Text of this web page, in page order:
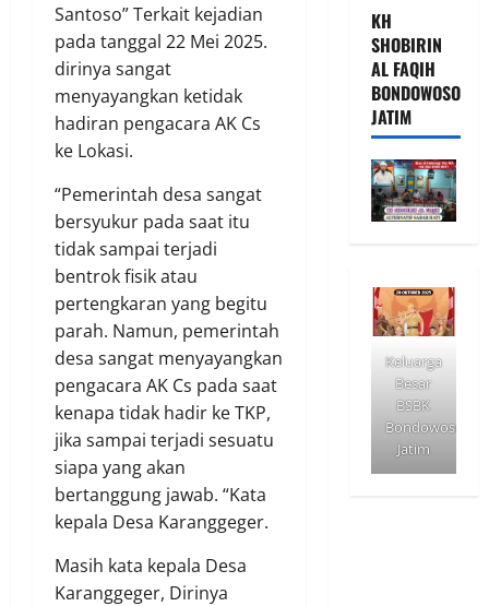
Santoso” Terkait kejadian
pada tanggal 22 Mei 2025.
dirinya sangat
menyayangkan ketidak
hadiran pengacara AK Cs
ke Lokasi.
“Pemerintah desa sangat
bersyukur pada saat itu
tidak sampai terjadi
bentrok fisik atau
pertengkaran yang begitu
parah. Namun, pemerintah
desa sangat menyayangkan
pengacara AK Cs pada saat
kenapa tidak hadir ke TKP,
jika sampai terjadi sesuatu
siapa yang akan
bertanggung jawab. “Kata
kepala Desa Karanggeger.
Masih kata kepala Desa
Karanggeger, Dirinya
KH
SHOBIRIN
AL FAQIH
BONDOWOSO
JATIM
Keluarga
Besar
BSBK
Bondowoso
Jatim